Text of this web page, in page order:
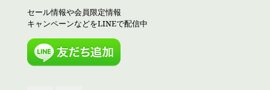
セール情報や会員限定情報
キャンペーンなどをLINEで配信中